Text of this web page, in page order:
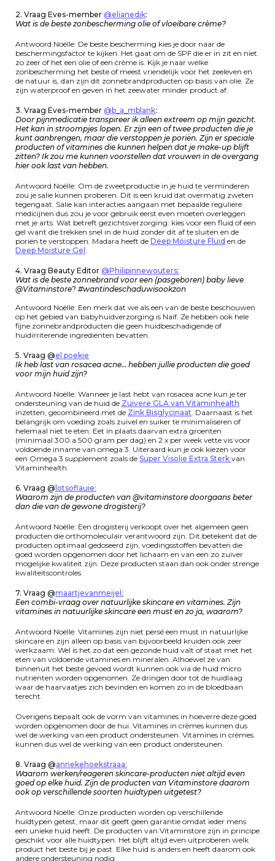
2. Vraag Eves-member @elianedik:
Wat is de beste zonbescherming olie of vloeibare crème?
Antwoord Noëlle: De beste bescherming kies je door naar de
beschermingsfactor te kijken. Het gaat om de SPF die er in zit en niet
zo zeer of het een olie of een crème is. Kijk je naar welke
zonbescherming het beste of meest vriendelijk voor het zeeleven en
de natuur is, dan zijn dit zonnebrandproducten op basis van olie. Ze
zijn waterproof en geven in het zeewater minder product af.
3. Vraag Eves-member @b_a_mblank:
Door pijnmedicatie transpireer ik alleen extreem op mijn gezicht.
Het kan in stroompjes lopen. Er zijn een of twee producten die je
kunt aanbrengen, maar die verstoppen je poriën. Zijn er speciale
producten of vitamines die kunnen helpen dat je make-up blijft
zitten? Ik zou me kunnen voorstellen dat vrouwen in de overgang
hier ook last van hebben.
Antwoord Noëlle: Om de zweetproductie in je huid te verminderen
zou je salie kunnen proberen. Dit is een kruid dat overmatig zweten
tegengaat. Salie kan interacties aangaan met bepaalde reguliere
medicijnen dus zou je voor gebruik eerst even moeten overleggen
met je arts. Wat betreft gezichtsverzorging: kies voor een fluid of een
gel want die trekken snel in de huid zonder dit af te sluiten en de
poriën te verstoppen. Madara heeft de Deep Moisture Fluid en de
Deep Moisture Gel .
4. Vraag Beauty Editor @Philipinnewouters:
Wat is de beste zonnebrand voor een (pasgeboren) baby lieve
@Vitaminstore? #wantindeschaduwisookzon
Antwoord Noëlle: Een merk dat we als een van de beste beschouwen
op het gebied van babyhuidverzorging is Naif. Ze hebben ook hele
fijne zonnebrandproducten die geen huidbeschadigende of
huidirriterende ingrediënten bevatten.
5. Vraag @el.poekie
Ik heb last van rosacea acne… hebben jullie producten die goed
voor mijn huid zijn?
Antwoord Noëlle: Wanneer je last hebt van rosacea acne kun je ter
ondersteuning van de huid de Zuivere GLA van Vitaminhealth
inzetten, gecombineerd met de Zink Bisglycinaat. Daarnaast is het
belangrijk om voeding zoals zuivel en suiker te minimaliseren of
helemaal niet te eten. Eet in plaats daarvan extra groenten
(minimaal 300 a 500 gram per dag) en 2 x per week vette vis voor
voldoende inname van omega 3. Uiteraard kun je ook kiezen voor
een Omega 3 supplement zoals de Super Visolie Extra Sterk van
Vitaminhealth.
6. Vraag @ lotsoflauie:
Waarom zijn de producten van @vitaminstore doorgaans beter
dan die van de gewone drogisterij?
Antwoord Noëlle: Een drogisterij verkoopt over het algemeen geen
producten die orthomoleculair verantwoord zijn. Dit betekent dat de
producten optimaal gedoseerd zijn, voedingsstoffen bevatten die
goed worden opgenomen door het lichaam en van een zo zuiver
mogelijke kwaliteit zijn. Deze producten staan dan ook onder strenge
kwaliteitscontroles.
7. Vraag @maartjevanmeijel:
Een combi-vraag over natuurlijke skincare en vitamines. Zijn
vitamines in natuurlijke skincare een must en zo ja, waarom?
Antwoord Noëlle: Vitamines zijn niet persé een must in natuurlijke
skincare en zijn alleen op basis van bijvoorbeeld kruiden ook zeer
werkzaam. Wel is het zo dat een gezonde huid valt of staat met het
eten van voldoende vitamines en mineralen. Alhoewel ze van
binnenuit het beste gevoed wordt kunnen ook via de huid micro
nutriënten worden opgenomen. Ze dringen door tot de huidlaag
waar de haarvaatjes zich bevinden en komen zo in de bloedbaan
terecht.
Overigens bepaalt ook de vorm van vitamines in hoeverre deze goed
worden opgenomen door de hui. Vitamines in crèmes kunnen dus
wel de werking van een product ondersteunen. Vitamines in crèmes
kunnen dus wel de werking van een product ondersteunen.
8. Vraag @annekehoekstraaa:
Waarom werken/reageren skincare-producten niet altijd even
goed op elke huid. Zijn de producten van Vitaminstore daarom
ook op verschillende soorten huidtypen uitgetest?
Antwoord Noëlle: Onze producten worden op verschillende
huidtypen getest, maar dit geeft geen garantie omdat ieder mens
een unieke huid heeft. De producten van Vitaminstore zijn in principe
geschikt voor alle huidtypen. Het blijft altijd even uitproberen welk
product het beste bij je past. Elke huid is anders en heeft daarom ook
andere ondersteuning nodig.